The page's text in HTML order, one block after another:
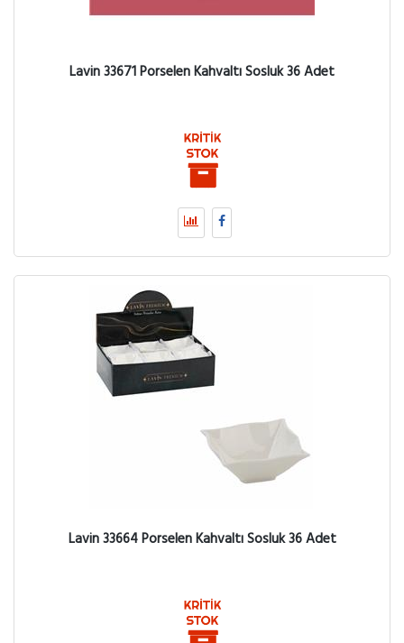
Lavin 33671 Porselen Kahvaltı Sosluk 36 Adet
Lavin 33664 Porselen Kahvaltı Sosluk 36 Adet